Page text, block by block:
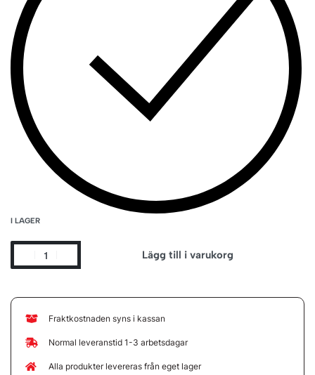
I LAGER
Lägg till i varukorg
Fraktkostnaden syns i kassan
Normal leveranstid 1-3 arbetsdagar
Alla produkter levereras från eget lager